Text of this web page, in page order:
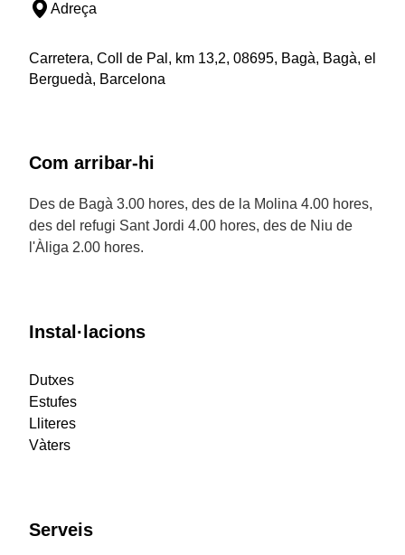
Adreça
Carretera, Coll de Pal, km 13,2, 08695, Bagà, Bagà, el
Berguedà, Barcelona
Com arribar-hi
Des de Bagà 3.00 hores, des de la Molina 4.00 hores,
des del refugi Sant Jordi 4.00 hores, des de Niu de
l'Àliga 2.00 hores.
Instal·lacions
Dutxes
Estufes
Lliteres
Vàters
Serveis